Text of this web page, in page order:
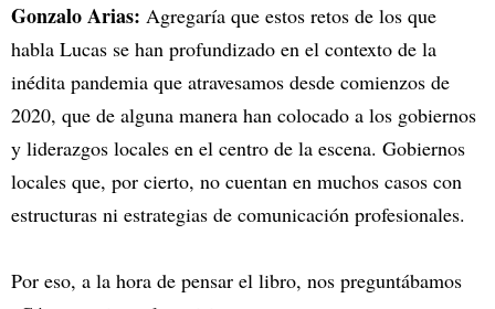
Gonzalo Arias: Agregaría que estos retos de los que
habla Lucas se han profundizado en el contexto de la
inédita pandemia que atravesamos desde comienzos de
2020, que de alguna manera han colocado a los gobiernos
y liderazgos locales en el centro de la escena. Gobiernos
locales que, por cierto, no cuentan en muchos casos con
estructuras ni estrategias de comunicación profesionales.
Por eso, a la hora de pensar el libro, nos preguntábamos